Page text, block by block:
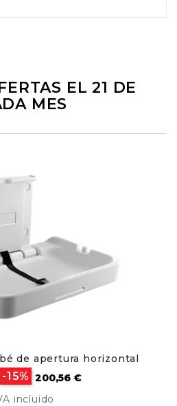
EL 21 DE
MES
de apertura horizontal
-15% Precio
200,56 €
incluido